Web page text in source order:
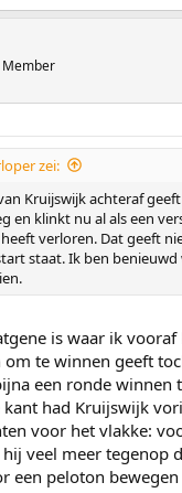
Member
zei:
Kruijswijk achteraf
en klinkt nu al als een
verloren. Dat geeft
staat. Ik ben
is waar ik
te winnen geeft
een ronde winnen
kant had Kruijswijk
voor het vlakke:
veel meer tegenop
een peloton